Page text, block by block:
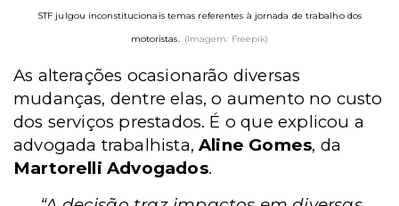
STF julgou inconstitucionais temas referentes à jornada de trabalho dos
motoristas.
(Imagem: Freepik)
As alterações ocasionarão diversas
mudanças, dentre elas, o aumento no custo
dos serviços prestados. É o que explicou a
advogada trabalhista,Aline Gomes, da
Martorelli Advogados.